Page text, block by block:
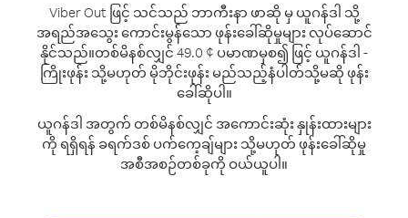
Viber Out ဖြင့် သင်သည် ဘာကီးနာ ဖာဆို မှ ယူဂန်ဒါ သို့
အရည်အသွေး ကောင်းမွန်သော ဖုန်းခေါ်ဆိုမှုများ လုပ်ဆောင်
နိုင်သည်။တစ်မိနစ်လျှင် 49.0 ¢ ပမာဏမှစ၍ ဖြင့် ယူဂန်ဒါ -
ကြိုးဖုန်း သို့မဟုတ် မိုဘိုင်းဖုန်း မည်သည့်နံပါတ်သို့မဆို ဖုန်း
ခေါ်ဆိုပါ။
ယူဂန်ဒါ အတွက် တစ်မိနစ်လျှင် အကောင်းဆုံး နှုန်းထားများ
ကို ရရှိရန် ခရက်ဒစ် ပက်ကေ့ချ်များ သို့မဟုတ် ဖုန်းခေါ်ဆိုမှု
အစီအစဉ်တစ်ခုကို ဝယ်ယူပါ။